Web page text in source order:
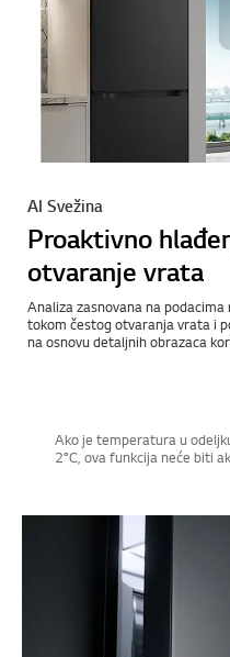
AI Svežina
Proaktivno
otvaranje vrata
Analiza zasnovana na
tokom čestog otvaranja vrata i
na osnovu detaljnih obrazaca
Ako je temperatura u
2°C, ova funkcija neće biti